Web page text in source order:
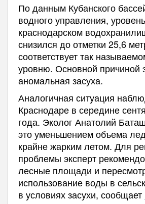
По данным Кубанского
водного управления,
краснодарском
снизился до отметки 25,6
соответствует так
уровню. Основной причиной
аномальная засуха.
Аналогичная ситуация
Краснодаре в середине
года. Эколог Анатолий
это уменьшением объема
крайне жарким летом. Для
проблемы эксперт
лесные площади и
использование воды в
в условиях засухи, сообщает